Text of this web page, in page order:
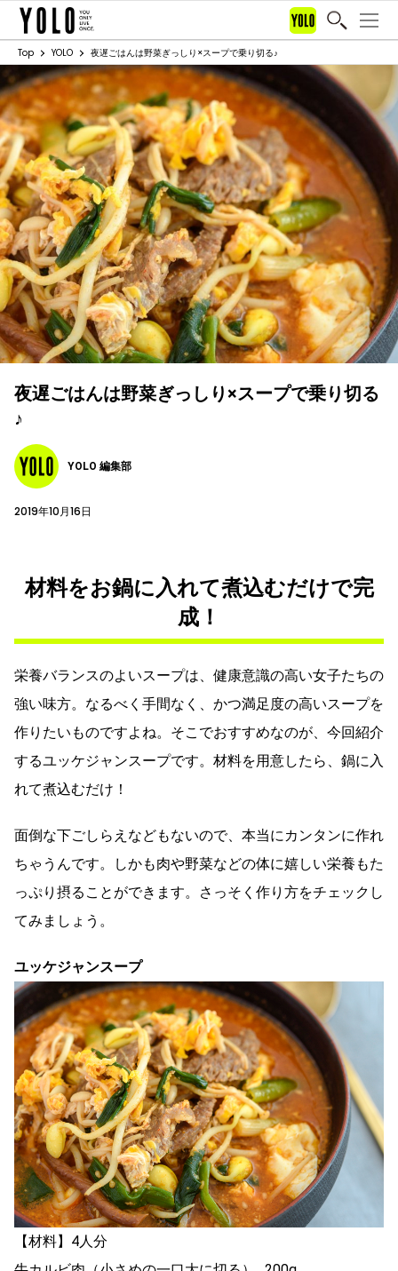
Top YOLO 夜遅ごはんは野菜ぎっしり×スープで乗り切る♪
夜遅ごはんは野菜ぎっしり×スープで乗り切る
♪
YOLO 編集部
2019年10月16日
材料をお鍋に入れて煮込むだけで完
成！
栄養バランスのよいスープは、健康意識の高い女子たちの
強い味方。なるべく手間なく、かつ満足度の高いスープを
作りたいものですよね。そこでおすすめなのが、今回紹介
するユッケジャンスープです。材料を用意したら、鍋に入
れて煮込むだけ！
面倒な下ごしらえなどもないので、本当にカンタンに作れ
ちゃうんです。しかも肉や野菜などの体に嬉しい栄養もた
っぷり摂ることができます。さっそく作り方をチェックし
てみましょう。
ユッケジャンスープ
【材料】4人分